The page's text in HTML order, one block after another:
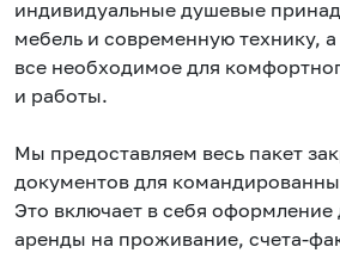
индивидуальные душевые
мебель и современную технику,
все необходимое для
и работы.
Мы предоставляем весь пакет
документов для
Это включает в себя оформление
аренды на проживание, счета-